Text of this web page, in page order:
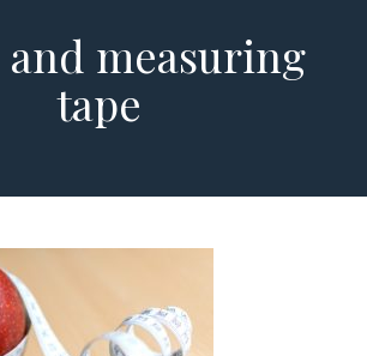
and measuring
tape